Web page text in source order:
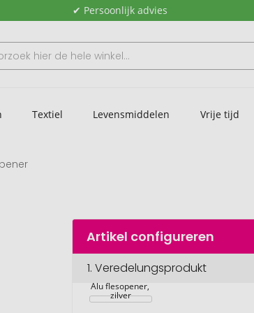
✔ Persoonlijk advies
Textiel Levensmiddelen Vrije tijd
Artikel configureren
1.Veredelungsprodukt
Alu flesopener,
zilver